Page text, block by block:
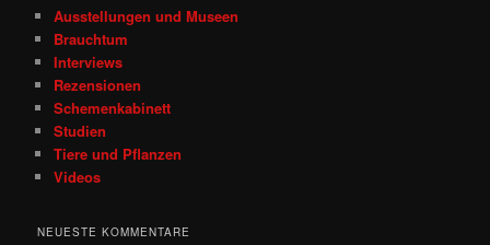
Ausstellungen und Museen
Brauchtum
Interviews
Rezensionen
Schemenkabinett
Studien
Tiere und Pflanzen
Videos
NEUESTE KOMMENTARE